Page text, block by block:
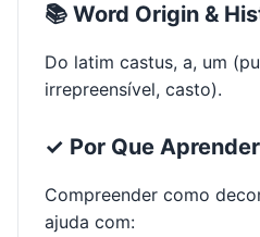
📚 Word Origin &
Do latim castus, a, um
irrepreensível, casto).
✓ Por Que
Compreender como
ajuda com: